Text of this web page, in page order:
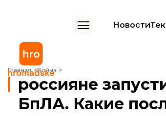
Новости
Главная Война
россияне запустили по Украине 236 ударных
россияне
БпЛА. Какие